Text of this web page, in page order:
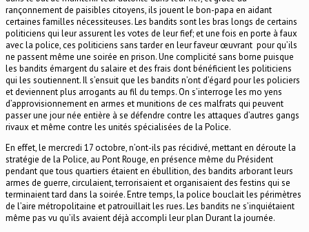
rançonnement de paisibles citoyens, ils jouent le bon-papa en aidant
certaines familles nécessiteuses. Les bandits sont les bras longs de certains
politiciens qui leur assurent les votes de leur fief; et une fois en porte à faux
avec la police, ces politiciens sans tarder en leur faveur œuvrant pour qu’ils
ne passent même une soirée en prison. Une complicité sans borne puisque
les bandits émargent du salaire et des frais dont bénéficient les politiciens
qui les soutiennent. Il s’ensuit que les bandits n’ont d’égard pour les policiers
et deviennent plus arrogants au fil du temps. On s’interroge les mo yens
d’approvisionnement en armes et munitions de ces malfrats qui peuvent
passer une jour née entière à se défendre contre les attaques d’autres gangs
rivaux et même contre les unités spécialisées de la Police.
En effet, le mercredi 17 octobre, n’ont-ils pas récidivé, mettant en déroute la
stratégie de la Police, au Pont Rouge, en présence même du Président
pendant que tous quartiers étaient en ébullition, des bandits arborant leurs
armes de guerre, circulaient, terrorisaient et organisaient des festins qui se
terminaient tard dans la soirée. Entre temps, la police bouclait les périmètres
de l’aire métropolitaine et patrouillait les rues. Les bandits ne s’inquiétaient
même pas vu qu’ils avaient déjà accompli leur plan Durant la journée.